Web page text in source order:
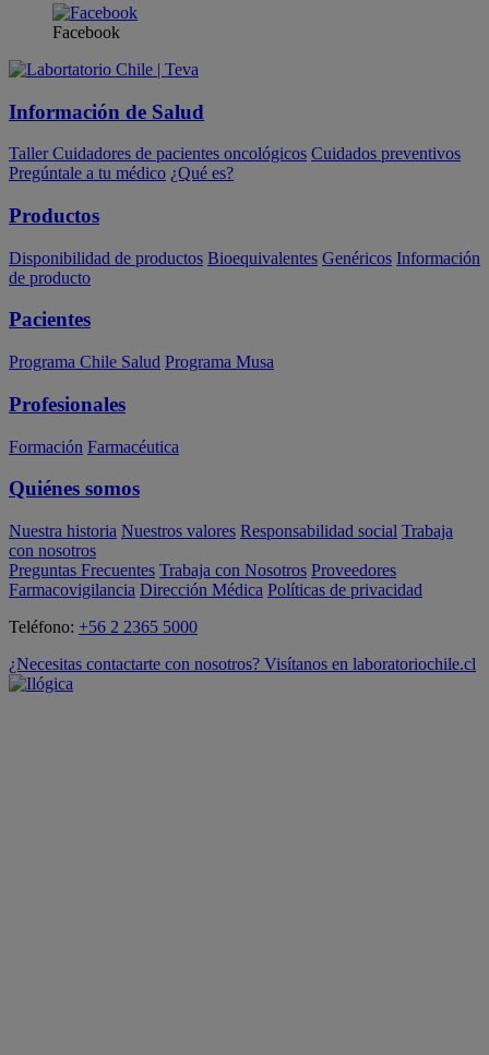
Facebook
Información de Salud
Taller Cuidadores de pacientes oncológicos Cuidados preventivos
Pregúntale a tu médico ¿Qué es?
Productos
Disponibilidad de productos Bioequivalentes Genéricos Información
de producto
Pacientes
Programa Chile Salud Programa Musa
Profesionales
Formación Farmacéutica
Quiénes somos
Nuestra historia Nuestros valores Responsabilidad social Trabaja
con nosotros
Preguntas Frecuentes Trabaja con Nosotros Proveedores
Farmacovigilancia Dirección Médica Políticas de privacidad
Teléfono: +56 2 2365 5000
¿Necesitas contactarte con nosotros? Visítanos en laboratoriochile.cl